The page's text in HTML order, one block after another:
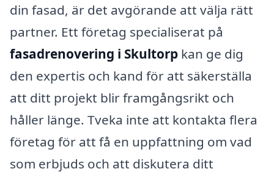
din fasad, är det avgörande att välja rätt
partner. Ett företag specialiserat på
fasadrenovering i Skultorp kan ge dig
den expertis och kand för att säkerställa
att ditt projekt blir framgångsrikt och
håller länge. Tveka inte att kontakta flera
företag för att få en uppfattning om vad
som erbjuds och att diskutera ditt